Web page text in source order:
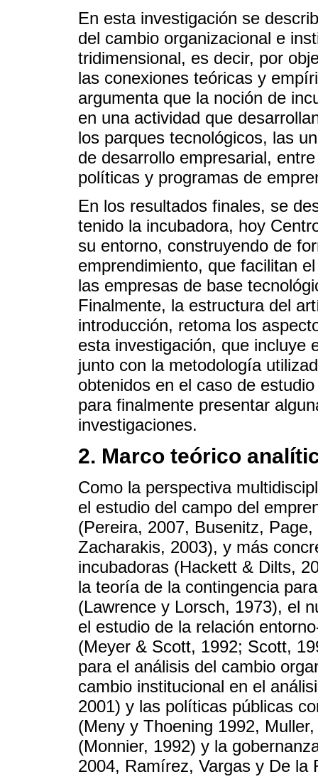
En esta investigación se
del cambio organizacional e
tridimensional, es decir, por
las conexiones teóricas y
argumenta que la noción de
en una actividad que
los parques tecnológicos, las
de desarrollo empresarial,
políticas y programas de
En los resultados finales, se
tenido la incubadora, hoy
su entorno, construyendo de
emprendimiento, que facilitan
las empresas de base
Finalmente, la estructura del
introducción, retoma los
esta investigación, que incluye
junto con la metodología
obtenidos en el caso de
para finalmente presentar
investigaciones.
2. Marco teórico
Como la perspectiva
el estudio del campo del
(Pereira, 2007, Busenitz,
Zacharakis, 2003), y más
incubadoras (Hackett & Dilts,
la teoría de la contingencia
(Lawrence y Lorsch, 1973), el
el estudio de la relación
(Meyer & Scott, 1992; Scott,
para el análisis del cambio
cambio institucional en el
2001) y las políticas públicas
(Meny y Thoening 1992,
(Monnier, 1992) y la
2004, Ramírez, Vargas y De la